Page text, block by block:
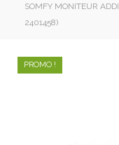
SOMFY MONITEUR
2401458)
PROMO !